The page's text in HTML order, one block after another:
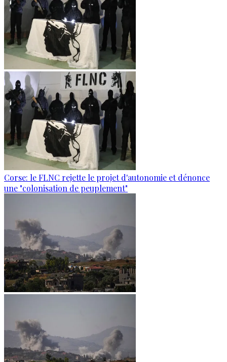
Corse: le FLNC rejette le projet d'autonomie et dénonce
une "colonisation de peuplement"